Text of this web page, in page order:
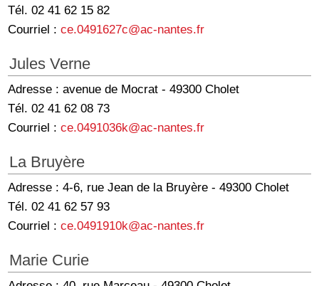
Tél. 02 41 62 15 82
Courriel :ce.0491627c@ac-nantes.fr
Jules Verne
Adresse : avenue de Mocrat - 49300 Cholet
Tél. 02 41 62 08 73
Courriel :ce.0491036k@ac-nantes.fr
La Bruyère
Adresse : 4-6, rue Jean de la Bruyère - 49300 Cholet
Tél. 02 41 62 57 93
Courriel :ce.0491910k@ac-nantes.fr
Marie Curie